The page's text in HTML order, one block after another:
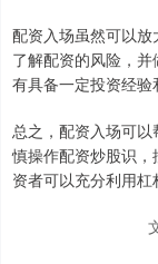
配资入场虽然可以
了解配资的风险，
有具备一定投资经验
总之，配资入场可
慎操作配资炒股识
资者可以充分利用